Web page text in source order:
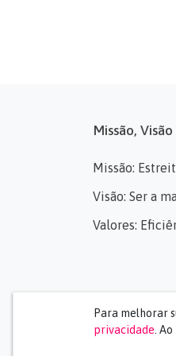
Para melhorar
privacidade .
Missão,
Missão:
Visão: Ser a
Valores: